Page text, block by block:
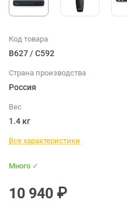
Код товара
B627 / C592
Страна производства
Россия
Вес
1.4 кг
Все характеристики
Много ✓
10 940 ₽